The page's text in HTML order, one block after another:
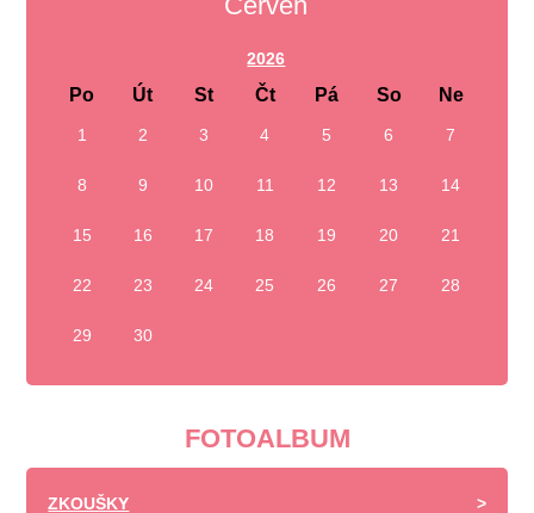
2026
Po Út St Čt Pá So Ne
1 2 3 4 5 6 7
8 9 10 11 12 13 14
15 16 17 18 19 20 21
22 23 24 25 26 27 28
29 30
FOTOALBUM
ZKOUŠKY